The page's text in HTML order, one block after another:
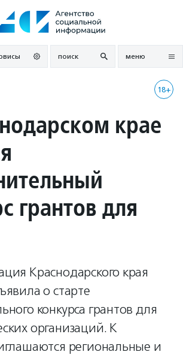
поиск меню
18+
крае
грантов для
Краснодарского края
о старте
конкурса грантов для
организаций. К
региональные и